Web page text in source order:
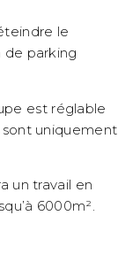
le
de parking
est réglable
sont uniquement
un travail en
6000m².